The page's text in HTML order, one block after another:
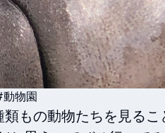
動物園
もの動物たちを見るこ